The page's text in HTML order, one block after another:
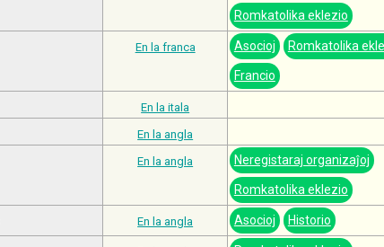
Romkatolika eklezio
En la franca Asocioj Romkatolika
Francio
En la itala
En la angla
En la angla Neregistaraj organizaĵoj
Romkatolika eklezio
En la angla Asocioj Historio